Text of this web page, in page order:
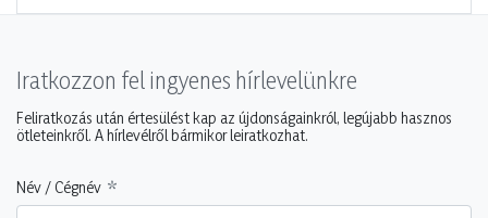
Iratkozzon fel ingyenes hírlevelünkre
Feliratkozás után értesülést kap az újdonságainkról, legújabb hasznos
ötleteinkről. A hírlevélről bármikor leiratkozhat.
Név / Cégnév